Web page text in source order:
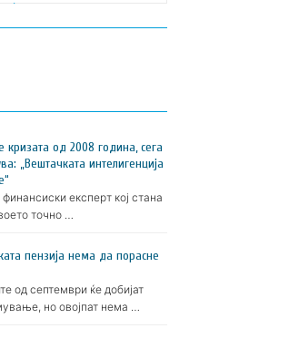
кризата од 2008 година, сега
„Вештачката интелигенција
експерт кој стана
точно …
пензија нема да порасне
од септември ќе добијат
но овојпат нема …